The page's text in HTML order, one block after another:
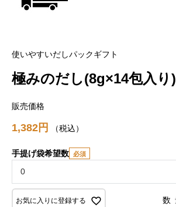
使いやすいだしパックギフト
極みのだし(8g×14包入り)
販売価格
1,382 税込
手提げ袋希望数
お気に入りに登録する